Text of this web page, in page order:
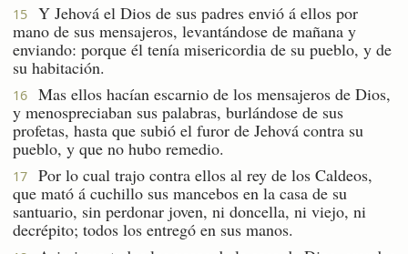
15
Y Jehová el Dios de sus padres envió á ellos por
mano de sus mensajeros, levantándose de mañana y
enviando: porque él tenía misericordia de su pueblo, y de
su habitación.
16
Mas ellos hacían escarnio de los mensajeros de Dios,
y menospreciaban sus palabras, burlándose de sus
profetas, hasta que subió el furor de Jehová contra su
pueblo, y que no hubo remedio.
17
Por lo cual trajo contra ellos al rey de los Caldeos,
que mató á cuchillo sus mancebos en la casa de su
santuario, sin perdonar joven, ni doncella, ni viejo, ni
decrépito; todos los entregó en sus manos.